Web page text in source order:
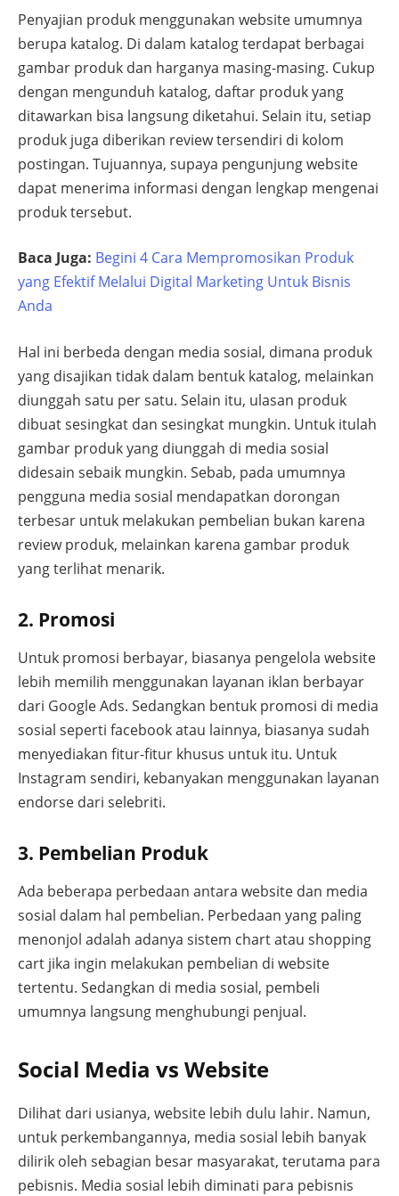
Penyajian produk menggunakan website umumnya
berupa katalog. Di dalam katalog terdapat berbagai
gambar produk dan harganya masing-masing. Cukup
dengan mengunduh katalog, daftar produk yang
ditawarkan bisa langsung diketahui. Selain itu, setiap
produk juga diberikan review tersendiri di kolom
postingan. Tujuannya, supaya pengunjung website
dapat menerima informasi dengan lengkap mengenai
produk tersebut.
Baca Juga: Begini 4 Cara Mempromosikan Produk
yang Efektif Melalui Digital Marketing Untuk Bisnis
Anda
Hal ini berbeda dengan media sosial, dimana produk
yang disajikan tidak dalam bentuk katalog, melainkan
diunggah satu per satu. Selain itu, ulasan produk
dibuat sesingkat dan sesingkat mungkin. Untuk itulah
gambar produk yang diunggah di media sosial
didesain sebaik mungkin. Sebab, pada umumnya
pengguna media sosial mendapatkan dorongan
terbesar untuk melakukan pembelian bukan karena
review produk, melainkan karena gambar produk
yang terlihat menarik.
2. Promosi
Untuk promosi berbayar, biasanya pengelola website
lebih memilih menggunakan layanan iklan berbayar
dari Google Ads. Sedangkan bentuk promosi di media
sosial seperti facebook atau lainnya, biasanya sudah
menyediakan fitur-fitur khusus untuk itu. Untuk
Instagram sendiri, kebanyakan menggunakan layanan
endorse dari selebriti.
3. Pembelian Produk
Ada beberapa perbedaan antara website dan media
sosial dalam hal pembelian. Perbedaan yang paling
menonjol adalah adanya sistem chart atau shopping
cart jika ingin melakukan pembelian di website
tertentu. Sedangkan di media sosial, pembeli
umumnya langsung menghubungi penjual.
Social Media vs Website
Dilihat dari usianya, website lebih dulu lahir. Namun,
untuk perkembangannya, media sosial lebih banyak
dilirik oleh sebagian besar masyarakat, terutama para
pebisnis. Media sosial lebih diminati para pebisnis